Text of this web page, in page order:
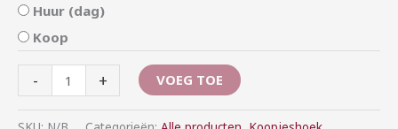
Huur (dag)
Koop
- + VOEG TOE